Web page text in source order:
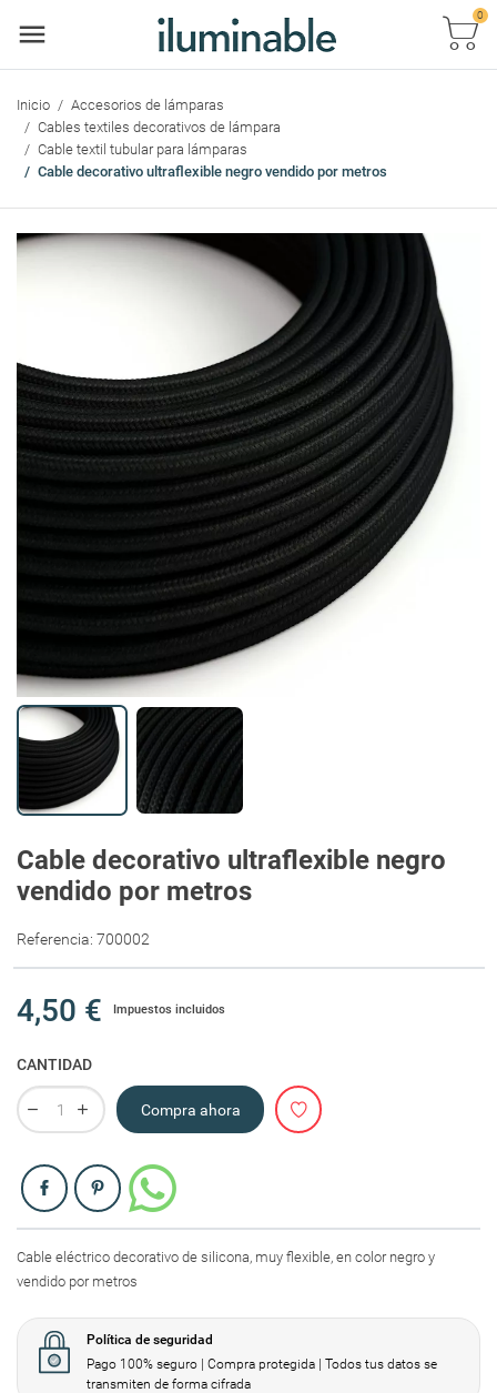
0
Inicio
Accesorios de lámparas
Cables textiles decorativos de lámpara
Cable textil tubular para lámparas
Cable decorativo ultraflexible negro vendido por metros
Cable decorativo ultraflexible negro
vendido por metros
Referencia: 700002
4,50 € Impuestos incluidos
CANTIDAD
Compra ahora
Compartir
Cable eléctrico decorativo de silicona, muy flexible, en color negro y
vendido por metros
Política de seguridad
Pago 100% seguro | Compra protegida | Todos tus datos se
transmiten de forma cifrada